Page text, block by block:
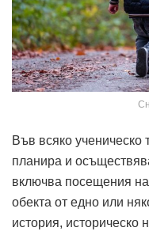
Във всяко ученическо
планира и
включва посещения на
обекта от едно или
история, историческо